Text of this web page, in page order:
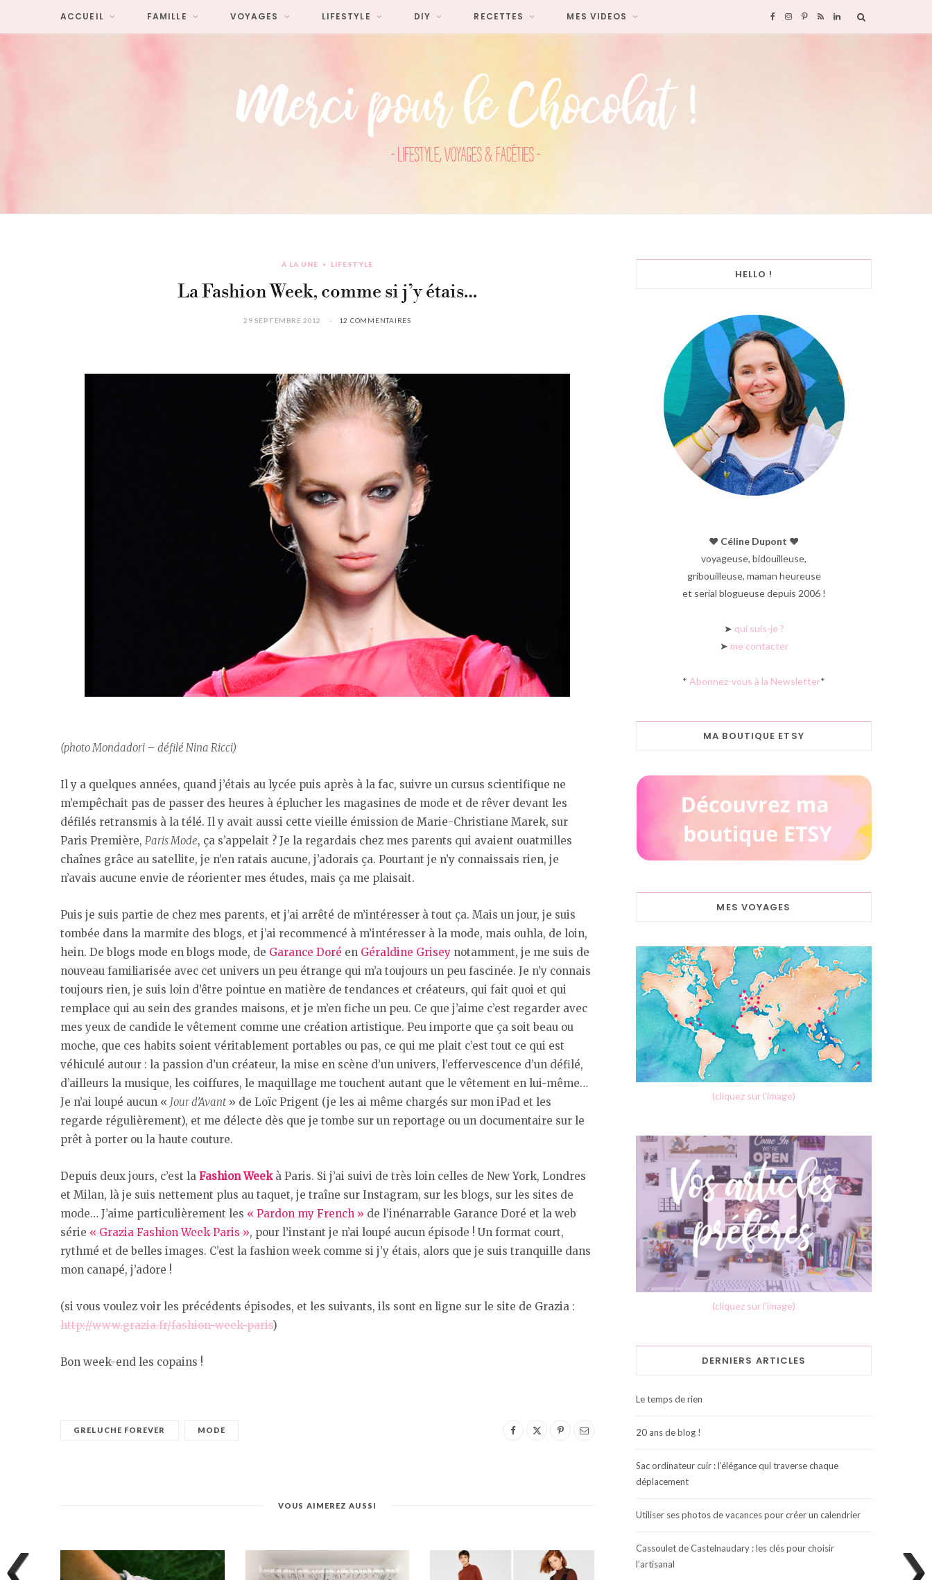
F
o
I
r
P
e
R L
I
ACCUEIL FAMILLE VOYAGES LIFESTYLE DIY RECETTES MES VIDEOS
À LA UNE LIFESTYLE
La Fashion Week, comme si j’y étais…
29 SEPTEMBRE 2012 12 COMMENTAIRES
(photo Mondadori – défilé Nina Ricci)
Il y a quelques années, quand j’étais au lycée puis après à la fac, suivre un cursus scientifique ne
m’empêchait pas de passer des heures à éplucher les magasines de mode et de rêver devant les
défilés retransmis à la télé. Il y avait aussi cette vieille émission de Marie-Christiane Marek, sur
Paris Première, Paris Mode, ça s’appelait ? Je la regardais chez mes parents qui avaient ouatmilles
chaînes grâce au satellite, je n’en ratais aucune, j’adorais ça. Pourtant je n’y connaissais rien, je
n’avais aucune envie de réorienter mes études, mais ça me plaisait.
Puis je suis partie de chez mes parents, et j’ai arrêté de m’intéresser à tout ça. Mais un jour, je suis
tombée dans la marmite des blogs, et j’ai recommencé à m’intéresser à la mode, mais ouhla, de loin,
hein. De blogs mode en blogs mode, de Garance Doré en Géraldine Grisey notamment, je me suis de
nouveau familiarisée avec cet univers un peu étrange qui m’a toujours un peu fascinée. Je n’y connais
toujours rien, je suis loin d’être pointue en matière de tendances et créateurs, qui fait quoi et qui
remplace qui au sein des grandes maisons, et je m’en fiche un peu. Ce que j’aime c’est regarder avec
mes yeux de candide le vêtement comme une création artistique. Peu importe que ça soit beau ou
moche, que ces habits soient véritablement portables ou pas, ce qui me plait c’est tout ce qui est
véhiculé autour : la passion d’un créateur, la mise en scène d’un univers, l’effervescence d’un défilé,
d’ailleurs la musique, les coiffures, le maquillage me touchent autant que le vêtement en lui-même…
Je n’ai loupé aucun « Jour d’Avant » de Loïc Prigent (je les ai même chargés sur mon iPad et les
regarde régulièrement), et me délecte dès que je tombe sur un reportage ou un documentaire sur le
prêt à porter ou la haute couture.
Depuis deux jours, c’est la Fashion Weekà Paris. Si j’ai suivi de très loin celles de New York, Londres
et Milan, là je suis nettement plus au taquet, je traîne sur Instagram, sur les blogs, sur les sites de
mode… J’aime particulièrement les « Pardon my French » de l’inénarrable Garance Doré et la web
série « Grazia Fashion Week Paris », pour l’instant je n’ai loupé aucun épisode ! Un format court,
rythmé et de belles images. C’est la fashion week comme si j’y étais, alors que je suis tranquille dans
mon canapé, j’adore !
(si vous voulez voir les précédents épisodes, et les suivants, ils sont en ligne sur le site de Grazia :
http://www.grazia.fr/fashion-week-paris)
Bon week-end les copains !
GRELUCHE FOREVER MODE
VOUS AIMEREZ AUSSI
HELLO !
♥︎ Céline Dupont ♥︎
voyageuse, bidouilleuse,
gribouilleuse, maman heureuse
et serial blogueuse depuis 2006 !
➤ qui suis-je ?
➤ me contacter
* Abonnez-vous à la Newsletter*
MA BOUTIQUE ETSY
MES VOYAGES
(cliquez sur l'image)
(cliquez sur l'image)
DERNIERS ARTICLES
Le temps de rien
20 ans de blog !
Sac ordinateur cuir : l’élégance qui traverse chaque
déplacement
Utiliser ses photos de vacances pour créer un calendrier
Cassoulet de Castelnaudary : les clés pour choisir
l’artisanal